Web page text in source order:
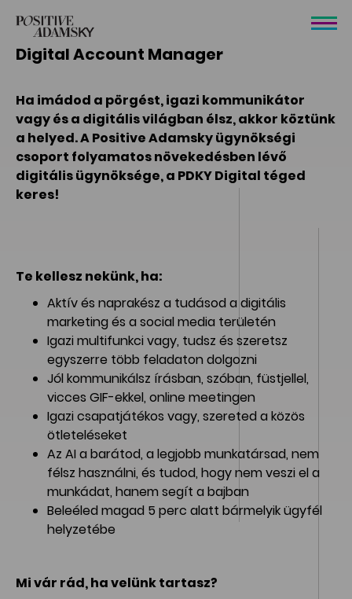
Digital Account Manager
Ha imádod a pörgést, igazi kommunikátor
vagy és a digitális világban élsz, akkor köztünk
a helyed. A Positive Adamsky ügynökségi
csoport folyamatos növekedésben lévő
digitális ügynöksége, a PDKY Digital téged
keres!
Te kellesz nekünk, ha:
Aktív és naprakész a tudásod a digitális
marketing és a social media területén
Igazi multifunkci vagy, tudsz és szeretsz
egyszerre több feladaton dolgozni
Jól kommunikálsz írásban, szóban, füstjellel,
vicces GIF-ekkel, online meetingen
Igazi csapatjátékos vagy, szereted a közös
ötleteléseket
Az AI a barátod, a legjobb munkatársad, nem
félsz használni, és tudod, hogy nem veszi el a
munkádat, hanem segít a bajban
Beleéled magad 5 perc alatt bármelyik ügyfél
helyzetébe
Mi vár rád, ha velünk tartasz?